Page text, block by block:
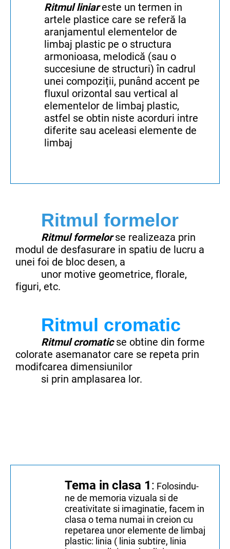
Ritmul liniareste un termen in
artele plastice care se referă la
aranjamentul elementelor de
limbaj plastic pe o structura
armonioasa, melodică (sau o
succesiune de structuri) în cadrul
unei compoziții, punând accent pe
fluxul orizontal sau vertical al
elementelor de limbaj plastic,
astfel se obtin niste acorduri intre
diferite sau aceleasi elemente de
limbaj
Ritmul formelor
Ritmul formelor se realizeaza prin
modul de desfasurare in spatiu de lucru a
unei foi de bloc desen, a
unor motive geometrice, florale,
figuri, etc.
Ritmul cromatic
Ritmul cromaticse obtine din forme
colorate asemanator care se repeta prin
modifcarea dimensiunilor
si prin amplasarea lor.
Tema in clasa 1: Folosindu-
ne de memoria vizuala si de
creativitate si imaginatie, facem in
clasa o tema numai in creion cu
repetarea unor elemente de limbaj
plastic: linia ( linia subtire, linia